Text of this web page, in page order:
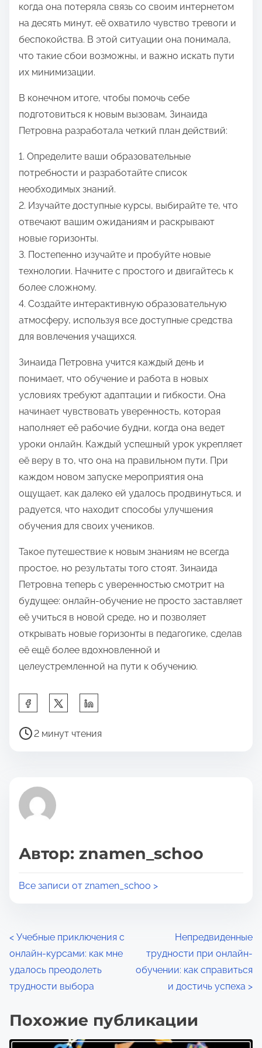
когда она потеряла связь со своим интернетом
на десять минут, её охватило чувство тревоги и
беспокойства. В этой ситуации она понимала,
что такие сбои возможны, и важно искать пути
их минимизации.
В конечном итоге, чтобы помочь себе
подготовиться к новым вызовам, Зинаида
Петровна разработала четкий план действий:
1. Определите ваши образовательные
потребности и разработайте список
необходимых знаний.
2. Изучайте доступные курсы, выбирайте те, что
отвечают вашим ожиданиям и раскрывают
новые горизонты.
3. Постепенно изучайте и пробуйте новые
технологии. Начните с простого и двигайтесь к
более сложному.
4. Создайте интерактивную образовательную
атмосферу, используя все доступные средства
для вовлечения учащихся.
Зинаида Петровна учится каждый день и
понимает, что обучение и работа в новых
условиях требуют адаптации и гибкости. Она
начинает чувствовать уверенность, которая
наполняет её рабочие будни, когда она ведет
уроки онлайн. Каждый успешный урок укрепляет
её веру в то, что она на правильном пути. При
каждом новом запуске мероприятия она
ощущает, как далеко ей удалось продвинуться, и
радуется, что находит способы улучшения
обучения для своих учеников.
Такое путешествие к новым знаниям не всегда
простое, но результаты того стоят. Зинаида
Петровна теперь с уверенностью смотрит на
будущее: онлайн-обучение не просто заставляет
её учиться в новой среде, но и позволяет
открывать новые горизонты в педагогике, сделав
её ещё более вдохновленной и
целеустремленной на пути к обучению.
д
т
ь
я
т
с
ю
в
В
я
д
п
е
н
и
я
2 минут чтения
Автор: znamen_schoo
Все записи от znamen_schoo >
Н
а
в
и
< Учебные приключения с
онлайн-курсами: как мне
удалось преодолеть
трудности выбора
Непредвиденные
трудности при онлайн-
обучении: как справиться
и достичь успеха >
Похожие публикации